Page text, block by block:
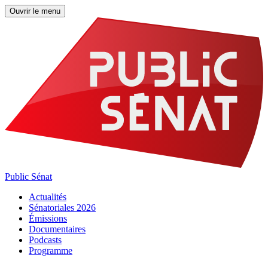
Ouvrir le menu
Public Sénat
Actualités
Sénatoriales 2026
Émissions
Documentaires
Podcasts
Programme